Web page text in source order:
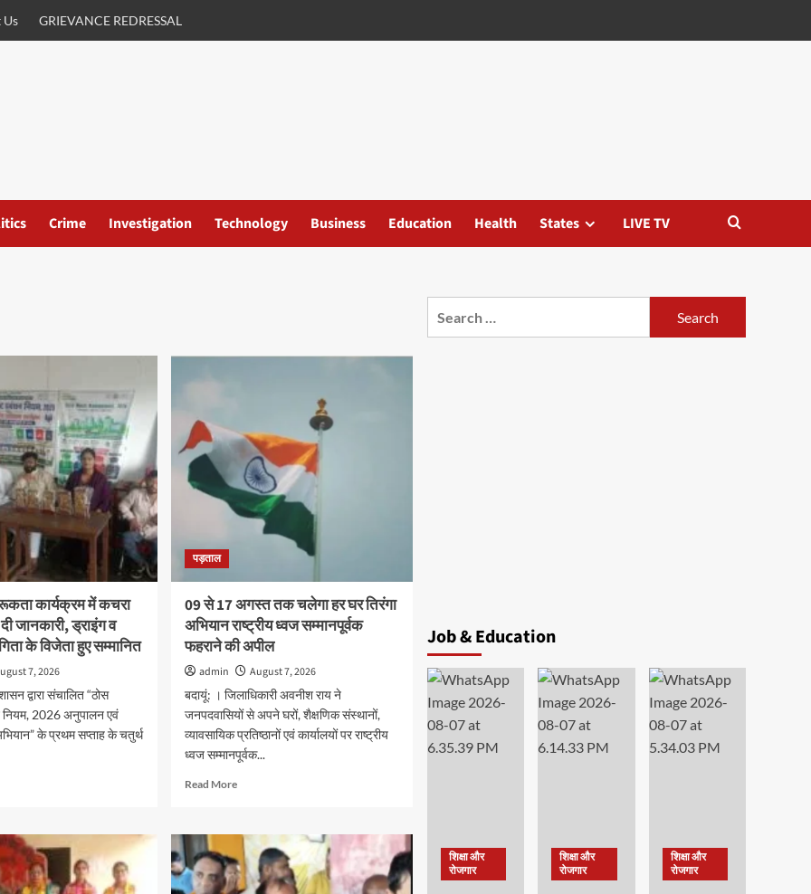
Us GRIEVANCE REDRESSAL
Crime Investigation Technology Business Education Health States LIVE TV
कार्यक्रम में कचरा
जानकारी, ड्राइंग व
के विजेता हुए सम्मानित
7, 2026
द्वारा संचालित “ठोस
नियम, 2026 अनुपालन एवं
के प्रथम सप्ताह के चतुर्थ
पड़ताल
09 से 17 अगस्त तक चलेगा हर घर तिरंगा
अभियान राष्ट्रीय ध्वज सम्मानपूर्वक
फहराने की अपील
admin
August 7, 2026
बदायूं: । जिलाधिकारी अवनीश राय ने
जनपदवासियों से अपने घरों, शैक्षणिक संस्थानों,
व्यावसायिक प्रतिष्ठानों एवं कार्यालयों पर राष्ट्रीय
ध्वज सम्मानपूर्वक...
Read MoreRead
09
17
अगस्त
Job & Education
शिक्षा और
रोजगार
शिक्षा और
रोजगार
शिक्षा और
रोजगार